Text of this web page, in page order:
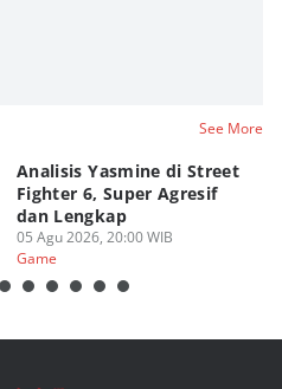
See More
Analisis Yasmine di Street
Fighter 6, Super Agresif
dan Lengkap
05 Agu 2026, 20:00 WIB
Game